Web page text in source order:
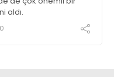
aldı.